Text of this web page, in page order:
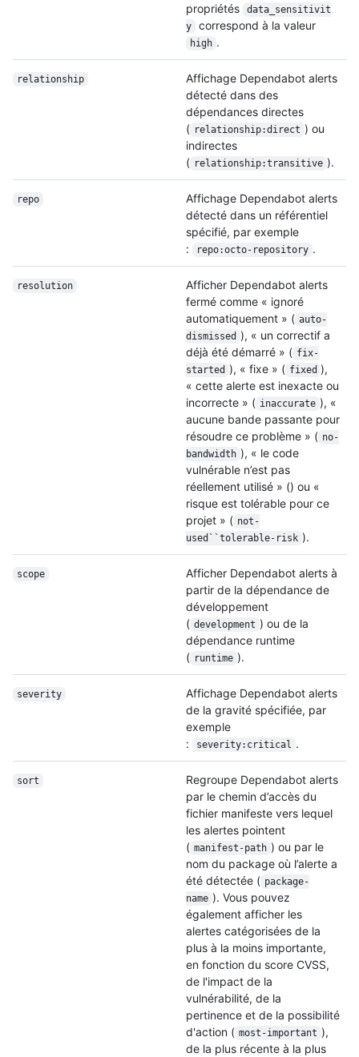
propriétés
data_sensitivit
y
correspond à la valeur
high .
relationship
Affichage Dependabot alerts
détecté dans des
dépendances directes
( relationship:direct ) ou
indirectes
( relationship:transitive ).
repo
Affichage Dependabot alerts
détecté dans un référentiel
spécifié, par exemple
:
repo:octo-repository .
resolution
Afficher Dependabot alerts
fermé comme « ignoré
automatiquement » ( auto-
dismissed ), « un correctif a
déjà été démarré » ( fix-
started ), « fixe » ( fixed ),
« cette alerte est inexacte ou
incorrecte » ( inaccurate ), «
aucune bande passante pour
résoudre ce problème » ( no-
bandwidth ), « le code
vulnérable n’est pas
réellement utilisé » () ou «
risque est tolérable pour ce
projet » ( not-
used``tolerable-risk ).
scope
Afficher Dependabot alerts à
partir de la dépendance de
développement
( development ) ou de la
dépendance runtime
( runtime ).
severity
Affichage Dependabot alerts
de la gravité spécifiée, par
exemple
:
severity:critical .
sort
Regroupe Dependabot alerts
par le chemin d’accès du
fichier manifeste vers lequel
les alertes pointent
( manifest-path ) ou par le
nom du package où l’alerte a
été détectée ( package-
name ). Vous pouvez
également afficher les
alertes catégorisées de la
plus à la moins importante,
en fonction du score CVSS,
de l'impact de la
vulnérabilité, de la
pertinence et de la possibilité
d'action ( most-important ),
de la plus récente à la plus